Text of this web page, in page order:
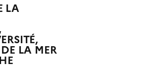
LA
LA MER